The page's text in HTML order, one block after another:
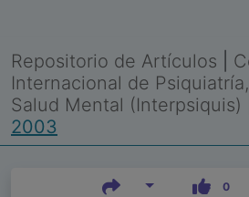
Repositorio de Artículos
Internacional de
Salud Mental (Interpsiquis)
2003
0